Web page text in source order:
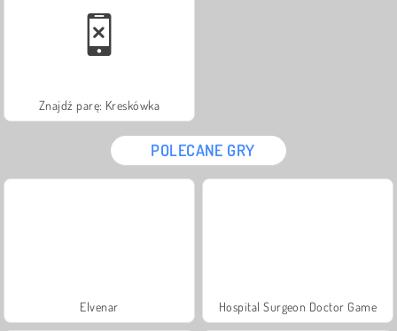
Znajdź parę: Kreskówka
POLECANE GRY
Elvenar Hospital Surgeon Doctor Game